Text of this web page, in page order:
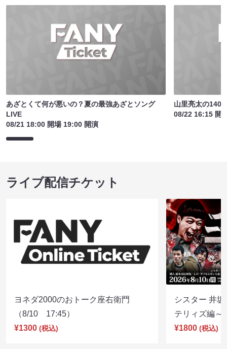
あざとくて何が悪いの？夏の最強あざとソング
LIVE
08/21 18:00 開場 19:00 開演
山里亮太の140
08/22 16:15 開
ライブ配信チケット
ヨネダ2000のおトーク座右衛門
（8/10 17:45）
¥1300 (税込)
シスター 井
テリィズ編
¥1800 (税込)